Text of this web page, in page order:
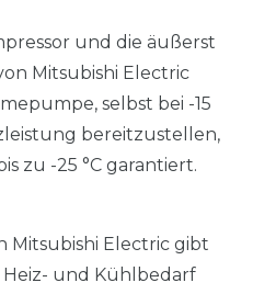
und die äußerst
Mitsubishi Electric
selbst bei -15
bereitzustellen,
zu -25 °C garantiert.
Mitsubishi Electric gibt
Heiz- und Kühlbedarf